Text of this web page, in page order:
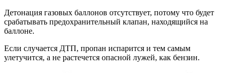
Детонация газовых баллонов отсутствует, потому что будет
срабатывать предохранительный клапан, находящийся на
баллоне.
Если случается ДТП, пропан испарится и тем самым
улетучится, а не растечется опасной лужей, как бензин.